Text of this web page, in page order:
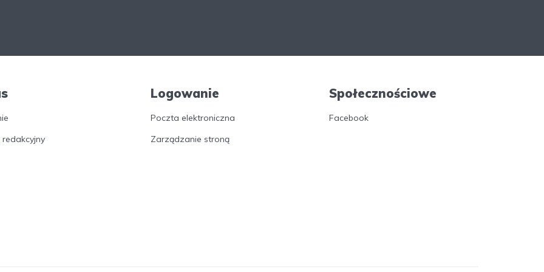
redakcyjny
Logowanie
Poczta elektroniczna
Zarządzanie stroną
Społecznościowe
Facebook